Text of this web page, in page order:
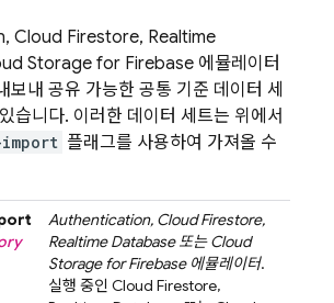
, Cloud Firestore, Realtime
Storage for Firebase 에뮬레이터
보내 공유 가능한 공통 기준 데이터 세
습니다. 이러한 데이터 세트는 위에서
플래그를 사용하여 가져올 수
Authentication, Cloud Firestore,
Realtime Database또는Cloud
Storage for Firebase에뮬레이터.
실행 중인 Cloud Firestore,